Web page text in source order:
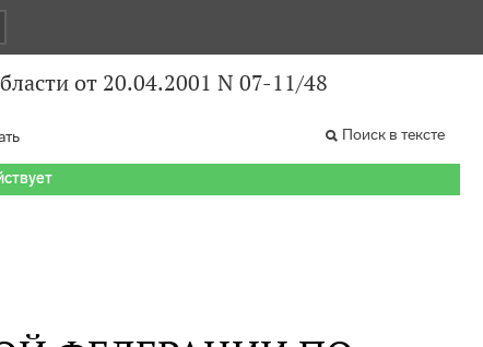
от 20.04.2001 N 07-11/48
Поиск в тексте